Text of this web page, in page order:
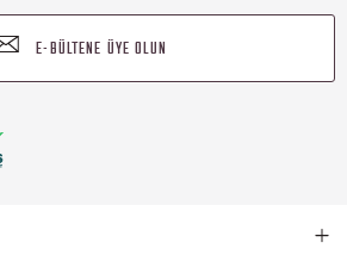
E-BÜLTENE ÜYE OLUN